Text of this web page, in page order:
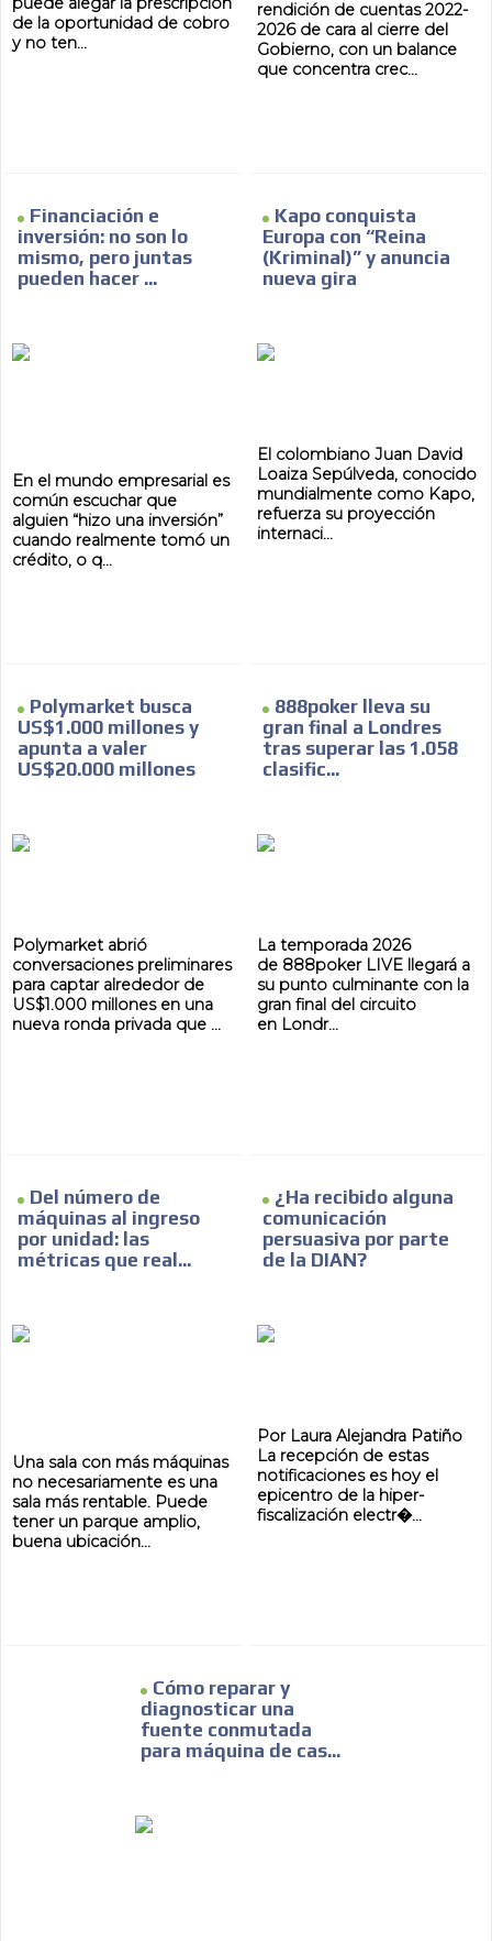
de la oportunidad de cobro
y no ten...
rendición de cuentas 2022-
2026 de cara al cierre del
Gobierno, con un balance
que concentra crec...
Financiación e
inversión: no son lo
mismo, pero juntas
pueden hacer ...
En el mundo empresarial es
común escuchar que
alguien “hizo una inversión”
cuando realmente tomó un
crédito, o q...
Kapo conquista
Europa con “Reina
(Kriminal)” y anuncia
nueva gira
El colombiano Juan David
Loaiza Sepúlveda, conocido
mundialmente como Kapo,
refuerza su proyección
internaci...
Polymarket busca
US$1.000 millones y
apunta a valer
US$20.000 millones
Polymarket abrió
conversaciones preliminares
para captar alrededor de
US$1.000 millones en una
nueva ronda privada que ...
888poker lleva su
gran final a Londres
tras superar las 1.058
clasific...
La temporada 2026
de 888poker LIVE llegará a
su punto culminante con la
gran final del circuito
en Londr...
Del número de
máquinas al ingreso
por unidad: las
métricas que real...
Una sala con más máquinas
no necesariamente es una
sala más rentable. Puede
tener un parque amplio,
buena ubicación...
¿Ha recibido alguna
comunicación
persuasiva por parte
de la DIAN?
Por Laura Alejandra Patiño
La recepción de estas
notificaciones es hoy el
epicentro de la hiper-
fiscalización electr�...
Cómo reparar y
diagnosticar una
fuente conmutada
para máquina de cas...